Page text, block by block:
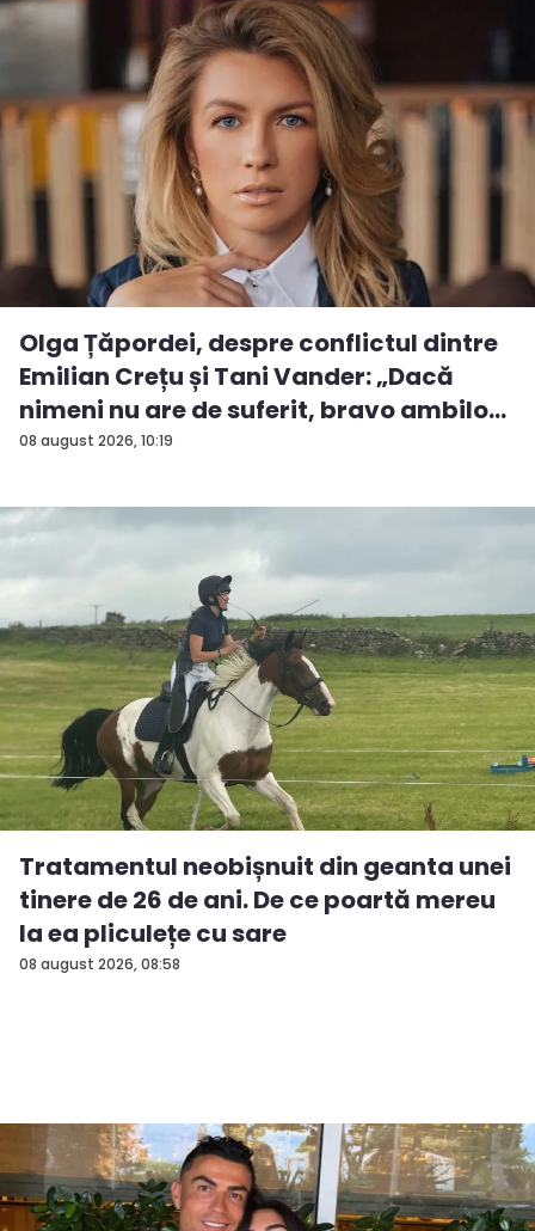
08 august 2026, 10:19
Olga Țăpordei, despre conflictul dintre
Emilian Crețu și Tani Vander: „Dacă
nimeni nu are de suferit, bravo ambilo...
08 august 2026, 08:58
Tratamentul neobișnuit din geanta unei
tinere de 26 de ani. De ce poartă mereu
la ea pliculețe cu sare